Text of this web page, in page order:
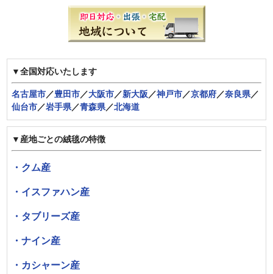
▼全国対応いたします
名古屋市／豊田市／大阪市／新大阪 ／神戸市／京都府／奈良県／
仙台市／岩手県／青森県／北海道
▼産地ごとの絨毯の特徴
・クム産
・イスファハン産
・タブリーズ産
・ナイン産
・カシャーン産